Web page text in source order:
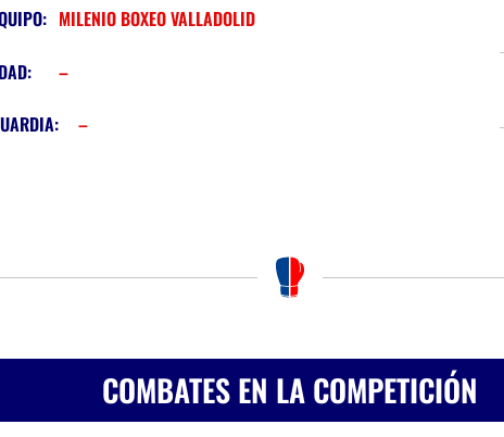
MILENIO BOXEO VALLADOLID
–
–
COMBATES EN LA COMPETICIÓN